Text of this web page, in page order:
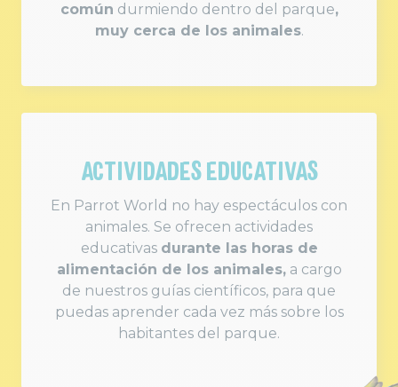
común durmiendo dentro del parque,
muy cerca de los animales.
ACTIVIDADES EDUCATIVAS
En Parrot World no hay espectáculos con
animales. Se ofrecen actividades
educativas durante las horas de
alimentación de los animales,a cargo
de nuestros guías científicos, para que
puedas aprender cada vez más sobre los
habitantes del parque.